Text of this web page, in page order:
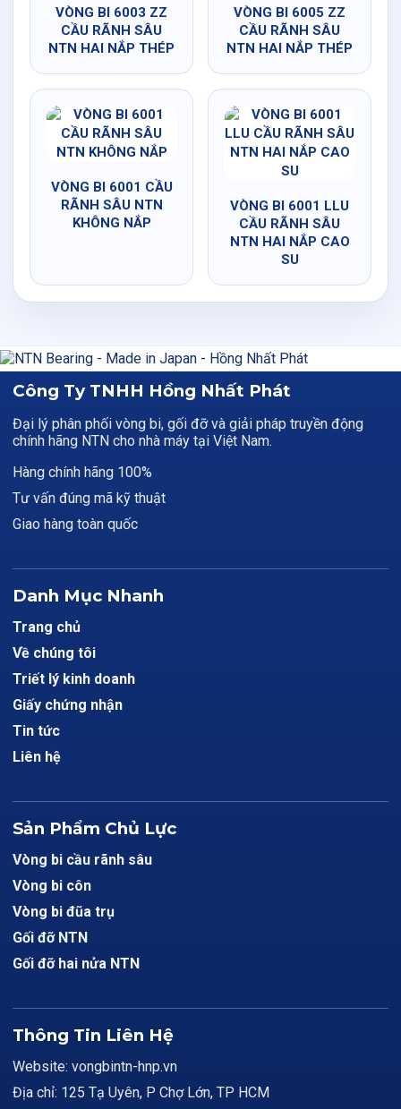
VÒNG BI 6003 ZZ
CẦU RÃNH SÂU
NTN HAI NẮP THÉP
VÒNG BI 6005 ZZ
CẦU RÃNH SÂU
NTN HAI NẮP THÉP
VÒNG BI 6001 CẦU
RÃNH SÂU NTN
KHÔNG NẮP
VÒNG BI 6001 LLU
CẦU RÃNH SÂU
NTN HAI NẮP CAO
SU
Công Ty TNHH Hồng Nhất Phát
Đại lý phân phối vòng bi, gối đỡ và giải pháp truyền động
chính hãng NTN cho nhà máy tại Việt Nam.
Hàng chính hãng 100%
Tư vấn đúng mã kỹ thuật
Giao hàng toàn quốc
Danh Mục Nhanh
Trang chủ
Về chúng tôi
Triết lý kinh doanh
Giấy chứng nhận
Tin tức
Liên hệ
Sản Phẩm Chủ Lực
Vòng bi cầu rãnh sâu
Vòng bi côn
Vòng bi đũa trụ
Gối đỡ NTN
Gối đỡ hai nửa NTN
Thông Tin Liên Hệ
Website: vongbintn-hnp.vn
Địa chỉ: 125 Tạ Uyên, P Chợ Lớn, TP HCM